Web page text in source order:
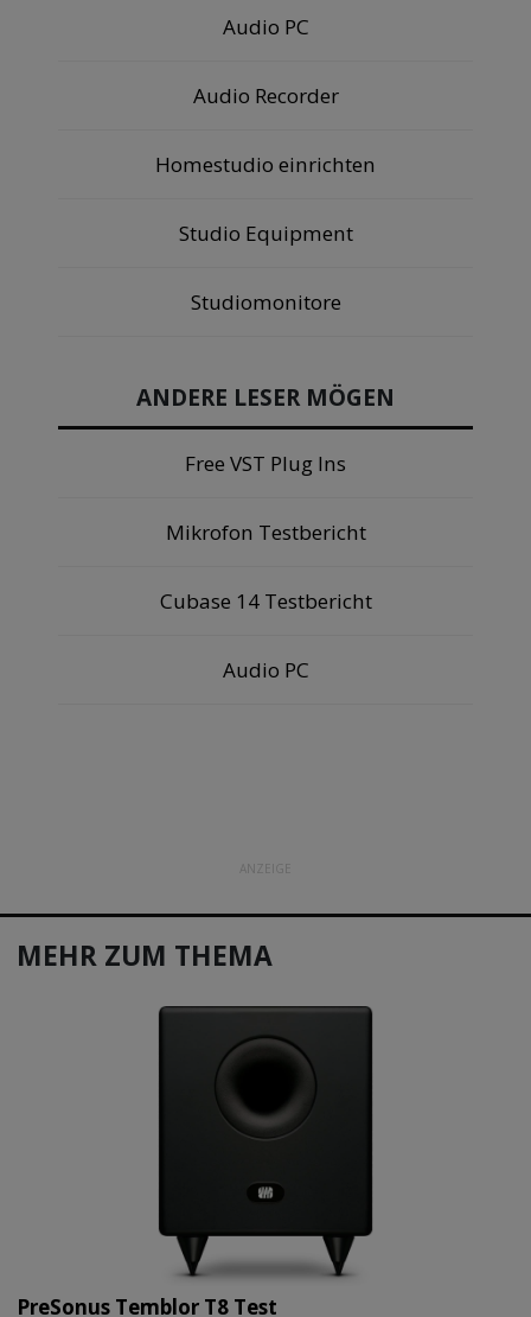
Audio PC
Audio Recorder
Homestudio einrichten
Studio Equipment
Studiomonitore
ANDERE LESER MÖGEN
Free VST Plug Ins
Mikrofon Testbericht
Cubase 14 Testbericht
Audio PC
ANZEIGE
MEHR ZUM THEMA
PreSonus Temblor T8 Test